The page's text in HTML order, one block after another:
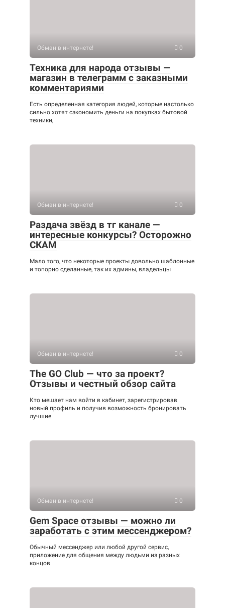
Обман в интернете! 0
Техника для народа отзывы —
магазин в телеграмм с заказными
комментариями
Есть определенная категория людей, которые настолько
сильно хотят сэкономить деньги на покупках бытовой
техники,
Обман в интернете! 0
Раздача звёзд в тг канале —
интересные конкурсы? Осторожно
СКАМ
Мало того, что некоторые проекты довольно шаблонные
и топорно сделанные, так их админы, владельцы
Обман в интернете! 0
The GO Club — что за проект?
Отзывы и честный обзор сайта
Кто мешает нам войти в кабинет, зарегистрировав
новый профиль и получив возможность бронировать
лучшие
Обман в интернете! 0
Gem Space отзывы — можно ли
заработать с этим мессенджером?
Обычный мессенджер или любой другой сервис,
приложение для общения между людьми из разных
концов